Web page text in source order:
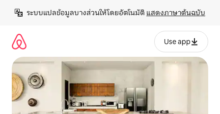
เนื้อหา
ระบบแปลข้อมูลบางส่วนให้โดยอัตโนมัติ แสดงภาษาต้นฉบับ
Use app